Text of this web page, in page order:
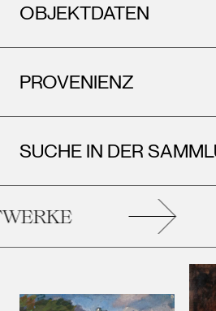
OBJEKTDATEN
PROVENIENZ
SUCHE IN DER